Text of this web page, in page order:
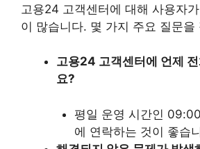
고용24 고객센터에 대해 사용자
이 많습니다. 몇 가지 주요 질문을
고용24 고객센터에 언제
요?
평일 운영 시간인
에 연락하는 것이 좋습